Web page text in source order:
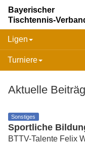
Bayerischer
Tischtennis-
Ligen
Turniere
Aktuelle
Sonstiges
Sportliche
BTTV-Talente Felix